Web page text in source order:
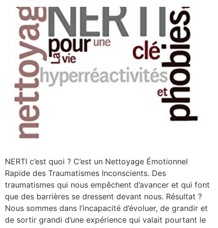
NERTI c’est quoi ? C’est un Nettoyage Émotionnel
Rapide des Traumatismes Inconscients. Des
traumatismes qui nous empêchent d’avancer et qui font
que des barrières se dressent devant nous. Résultat ?
Nous sommes dans l’incapacité d’évoluer, de grandir et
de sortir grandi d’une expérience qui valait pourtant le